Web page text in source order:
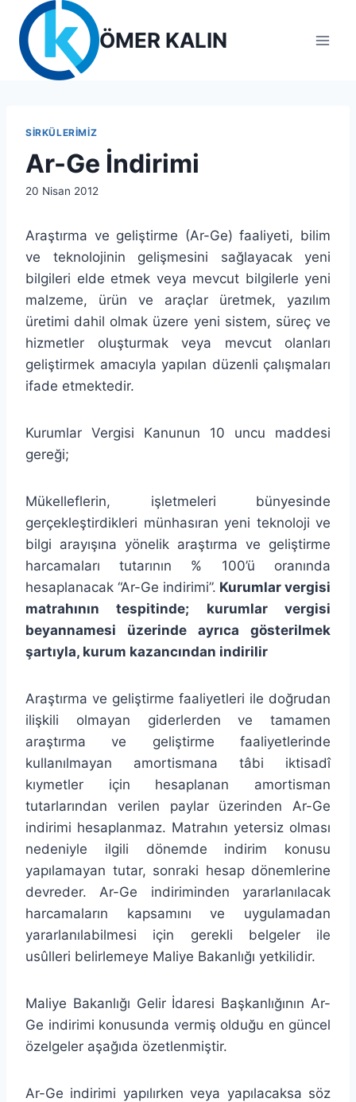
content
ÖMER KALIN
SIRKÜLERIMIZ
Ar-Ge İndirimi
By
20 Nisan 2012
Araştırma ve geliştirme (Ar-Ge) faaliyeti, bilim
ve teknolojinin gelişmesini sağlayacak yeni
bilgileri elde etmek veya mevcut bilgilerle yeni
malzeme, ürün ve araçlar üretmek, yazılım
üretimi dahil olmak üzere yeni sistem, süreç ve
hizmetler oluşturmak veya mevcut olanları
geliştirmek amacıyla yapılan düzenli çalışmaları
ifade etmektedir.
Kurumlar Vergisi Kanunun 10 uncu maddesi
gereği;
Mükelleflerin, işletmeleri bünyesinde
gerçekleştirdikleri münhasıran yeni teknoloji ve
bilgi arayışına yönelik araştırma ve geliştirme
harcamaları
tutarının % 100’ü oranında
hesaplanacak “Ar-Ge indirimi”. Kurumlar vergisi
matrahının tespitinde; kurumlar vergisi
beyannamesi üzerinde ayrıca gösterilmek
şartıyla, kurum kazancından indirilir
Araştırma ve geliştirme faaliyetleri ile doğrudan
ilişkili olmayan giderlerden ve tamamen
araştırma ve geliştirme faaliyetlerinde
kullanılmayan amortismana tâbi iktisadî
kıymetler için hesaplanan amortisman
tutarlarından verilen paylar üzerinden Ar-Ge
indirimi hesaplanmaz. Matrahın yetersiz olması
nedeniyle ilgili dönemde indirim konusu
yapılamayan tutar, sonraki hesap dönemlerine
devreder. Ar-Ge indiriminden yararlanılacak
harcamaların kapsamını ve uygulamadan
yararlanılabilmesi için gerekli belgeler ile
usûlleri belirlemeye Maliye Bakanlığı yetkilidir.
Maliye Bakanlığı Gelir İdaresi Başkanlığının Ar-
Ge indirimi konusunda vermiş olduğu en güncel
özelgeler aşağıda özetlenmiştir.
Ar-Ge indirimi yapılırken veya yapılacaksa söz